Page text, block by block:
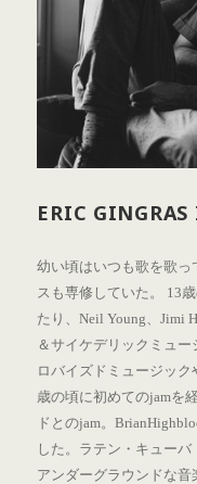
ERIC
幼い頃はいつも歌を歌
スも専修していた。 13
たり、Neil Young、Jimi
＆サイケデリックミュ
ロバイズドミュージッ
歳の頃に初めてのjamを
ドとのjam。
した。ラテン・キュー
アンダーグラウンドな